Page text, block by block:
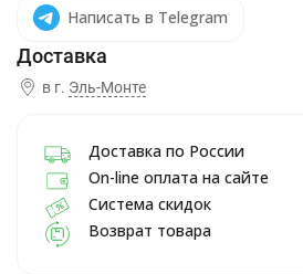
Написать в Telegram
в г. Эль-Монте
Доставка по России
On-line оплата на сайте
Система скидок
Возврат товара